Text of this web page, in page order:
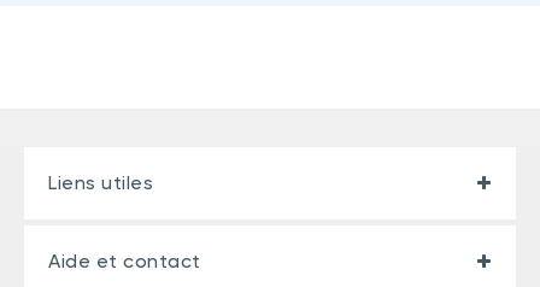
Liens utiles
Aide et contact